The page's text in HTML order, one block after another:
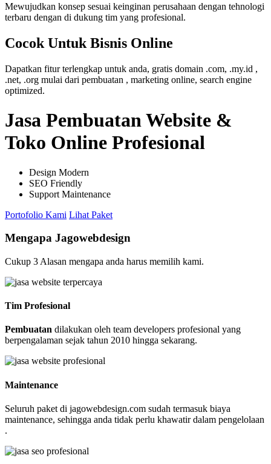
Mewujudkan konsep sesuai keinginan perusahaan dengan tehnologi
terbaru dengan di dukung tim yang profesional.
Cocok Untuk Bisnis Online
Dapatkan fitur terlengkap untuk anda, gratis domain .com, .my.id ,
.net, .org mulai dari pembuatan , marketing online, search engine
optimized.
Jasa Pembuatan Website &
Toko Online Profesional
Design Modern
SEO Friendly
Support Maintenance
Portofolio Kami Lihat Paket
Mengapa Jagowebdesign
Cukup 3 Alasan mengapa anda harus memilih kami.
Tim Profesional
Pembuatan dilakukan oleh team developers profesional yang
berpengalaman sejak tahun 2010 hingga sekarang.
Maintenance
Seluruh paket di jagowebdesign.com sudah termasuk biaya
maintenance, sehingga anda tidak perlu khawatir dalam pengelolaan
.